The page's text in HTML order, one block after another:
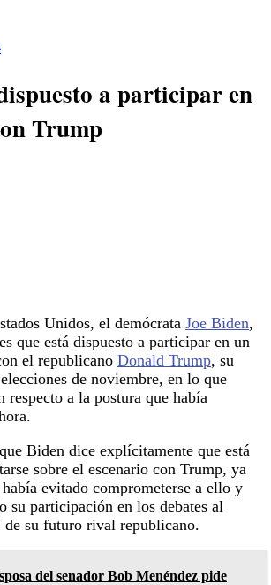
a participar en
Trump
Unidos, el demócrata Joe Biden,
que está dispuesto a participar en un
el republicano Donald Trump, su
de noviembre, en lo que
respecto a la postura que había
Biden dice explícitamente que está
sobre el escenario con Trump, ya
evitado comprometerse a ello y
su participación en los debates al
de su futuro rival republicano.
del senador Bob Menéndez pide